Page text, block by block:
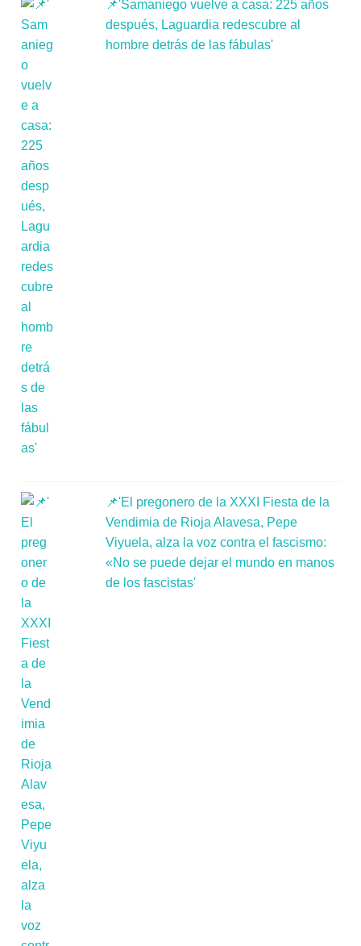
📌'Samaniego vuelve a casa: 225 años
después, Laguardia redescubre al
hombre detrás de las fábulas'
📌'El pregonero de la XXXI Fiesta de la
Vendimia de Rioja Alavesa, Pepe
Viyuela, alza la voz contra el fascismo:
«No se puede dejar el mundo en manos
de los fascistas'